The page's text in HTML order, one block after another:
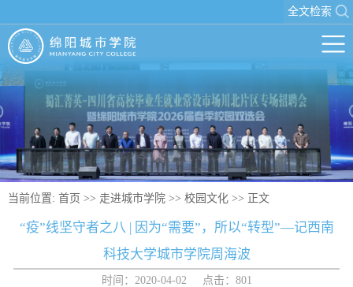
全文检索
当前位置: 首页 >> 走进城市学院 >> 校园文化 >> 正文
“疫”线坚守者之八 | 因为“需要”，所以“转型”—记西南
科技大学城市学院周海波
时间：2020-04-02 点击： 801